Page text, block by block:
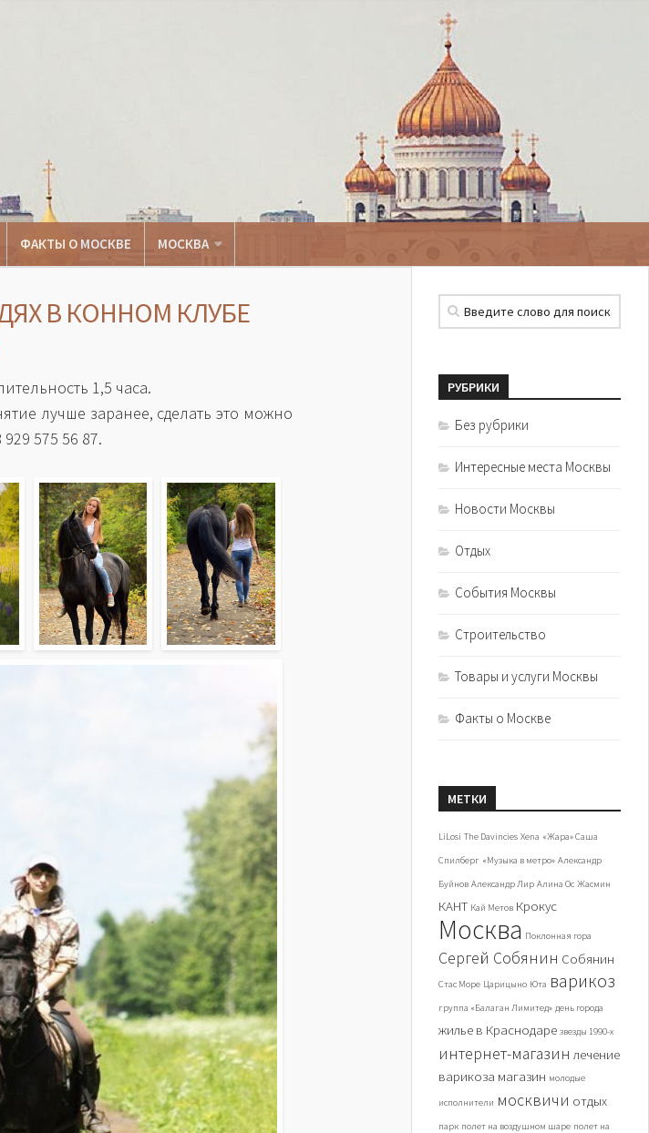
ФАКТЫ О МОСКВЕ МОСКВА
В КОННОМ КЛУБЕ
1,5 часа.
лучше заранее, сделать это можно
575 56 87.
РУБРИКИ
Без рубрики
Интересные места Москвы
Новости Москвы
Отдых
События Москвы
Строительство
Товары и услуги Москвы
Факты о Москве
МЕТКИ
LiLosi The Davincies Xena «Жара» Саша
Спилберг «Музыка в метро» Александр
Буйнов Александр Лир Алина Ос Жасмин
КАНТ Кай Метов Крокус
Москва Поклонная гора
Сергей Собянин Собянин
Стас Море Царицыно Юта варикоз
группа «Балаган Лимитед» день города
жилье в Краснодаре звезды 1990-х
интернет-магазин лечение
варикоза магазин молодые
исполнители москвичи отдых
парк полет на воздушном шаре полет на